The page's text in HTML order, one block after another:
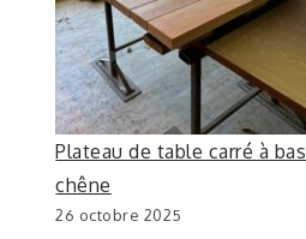
Plateau de table carré à
chêne
26 octobre 2025